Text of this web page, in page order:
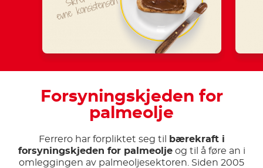
evne konsistensen
Forsyningskjeden for
palmeolje
Ferrero har forpliktet seg til
bærekraft i
forsyningskjeden for palmeoljeog til å føre an i
omleggingen av palmeoljesektoren. Siden 2005